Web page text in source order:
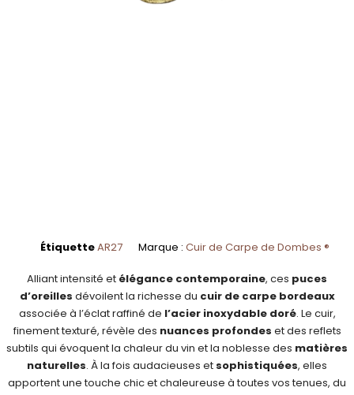
ÉtiquetteAR27 Marque : Cuir de Carpe de Dombes ®
Alliant intensité et élégance contemporaine, ces puces
d’oreilles dévoilent la richesse du cuir de carpe bordeaux
associée à l’éclat raffiné de l’acier inoxydable doré. Le cuir,
finement texturé, révèle des nuances profondes et des reflets
subtils qui évoquent la chaleur du vin et la noblesse des matières
naturelles. À la fois audacieuses et sophistiquées, elles
apportent une touche chic et chaleureuse à toutes vos tenues, du